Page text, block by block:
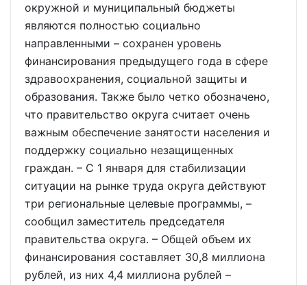
окружной и муниципальный бюджеты
являются полностью социально
направленными – сохранен уровень
финансирования предыдущего года в сфере
здравоохранения, социальной защиты и
образования. Также было четко обозначено,
что правительство округа считает очень
важным обеспечение занятости населения и
поддержку социально незащищенных
граждан. – С 1 января для стабилизации
ситуации на рынке труда округа действуют
три региональные целевые программы, –
сообщил заместитель председателя
правительства округа. – Общей объем их
финансирования составляет 30,8 миллиона
рублей, из них 4,4 миллиона рублей –